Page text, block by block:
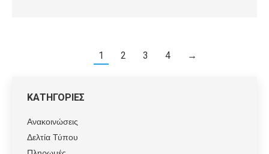
1 2 3 4 →
ΚΑΤΗΓΟΡΙΕΣ
Ανακοινώσεις
Δελτία Τύπου